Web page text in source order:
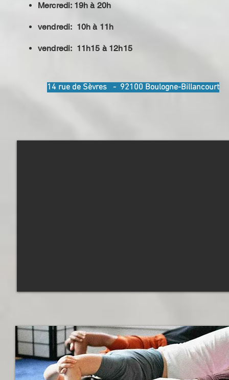
14 rue de Sèvres - 92100 Boulogne-Billancourt
Mercredi: 19h à 20h
vendredi: 10h à 11h
vendredi: 11h15 à 12h15